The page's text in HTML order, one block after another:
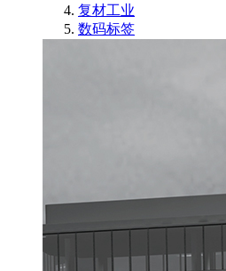
复材工业
数码标签